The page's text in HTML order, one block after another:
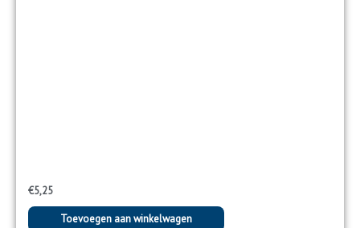
€5,25
Toevoegen aan winkelwagen